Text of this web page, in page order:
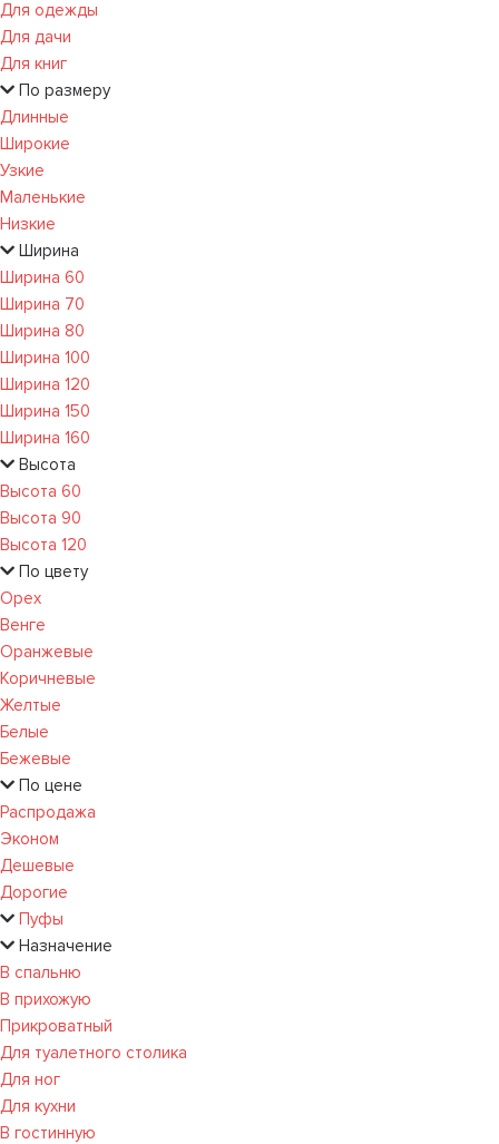
Для одежды
Для дачи
Для книг
По размеру
Длинные
Широкие
Узкие
Маленькие
Низкие
Ширина
Ширина 60
Ширина 70
Ширина 80
Ширина 100
Ширина 120
Ширина 150
Ширина 160
Высота
Высота 60
Высота 90
Высота 120
По цвету
Орех
Венге
Оранжевые
Коричневые
Желтые
Белые
Бежевые
По цене
Распродажа
Эконом
Дешевые
Дорогие
Пуфы
Назначение
В спальню
В прихожую
Прикроватный
Для туалетного столика
Для ног
Для кухни
В гостинную